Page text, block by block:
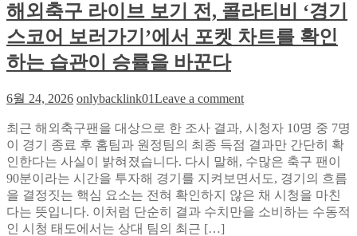
아
낸
첫
버
것
면?
일
잘
는
AI
검
색
최
적
화
해외축구 라이브 보기 전, 콜라티비 ‘경기
스코어 보러가기’에서 포켓 차트를 확인
하는 습관이 승률을 바꾼다
6월 24, 2026 onlybacklink01Leave a commenton
외
축
구
라
이
브
최근 해외축구팬을 대상으로 한 조사 결과, 시청자 10명 중 7명
이 경기 종료 후 홈팀과 원정팀의 최종 득점 결과만 간단히 확
인한다는 사실이 밝혀졌습니다. 다시 말해, 수많은 축구 팬이
90분이라는 시간을 투자해 경기를 지켜보면서도, 경기의 흐름
을 결정짓는 핵심 요소는 전혀 확인하지 않은 채 시청을 마친
다는 뜻입니다. 이처럼 단순히 결과 수치만을 소비하는 수동적
인 시청 태도에서는 상대 팀의 최근 […]